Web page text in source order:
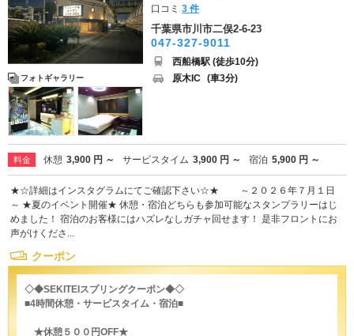
フォトギャラリー
口コミ3 件
千葉県市川市二俣2-6-23
047-327-9011
西船橋駅 (徒歩10分)
原木IC (車3分)
料金 休憩 3,900 円 ～ サービスタイム 3,900 円 ～ 宿泊 5,900 円 ～
★☆詳細はインスタグラムにてご確認下さい☆★ ～２０２６年７月１日
～ ★夏のイベント開催★ 休憩・宿泊どちらも参加可能なスタンプラリーはじ
めました！ 宿泊のお客様にはハズレなしガチャ回せます！ 是非フロントにお
声がけくださ...
クーポン
◇◆SEKITEIスプリングクーポン◆◇
■4時間休憩・サービスタイム・宿泊■
★休憩５００円OFF★